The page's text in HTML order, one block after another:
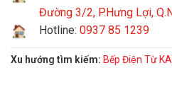
Đường 3/2, P.Hưng Lợi,
Hotline: 0937 85 1239
Xu hướng tìm kiếm: Bếp Điện Từ